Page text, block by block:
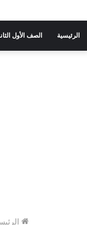
الرئيسية الصف الأول